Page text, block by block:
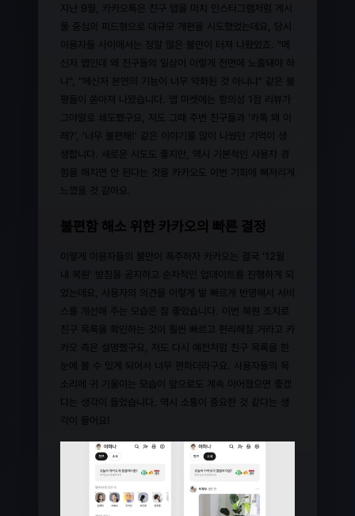
지난 9월, 카카오톡은 친구 탭을 마치 인스타그램처럼 게시
물 중심의 피드형으로 대규모 개편을 시도했었는데요, 당시
이용자들 사이에서는 정말 많은 불만이 터져 나왔었죠. "메
신저 앱인데 왜 친구들의 일상이 이렇게 전면에 노출돼야 하
냐", "메신저 본연의 기능이 너무 약화된 것 아니냐" 같은 불
평들이 쏟아져 나왔습니다. 앱 마켓에는 항의성 1점 리뷰가
그야말로 쇄도했구요, 저도 그때 주변 친구들과 '카톡 왜 이
래?', '너무 불편해!' 같은 이야기를 많이 나눴던 기억이 생
생합니다. 새로운 시도도 좋지만, 역시 기본적인 사용자 경
험을 해치면 안 된다는 것을 카카오도 이번 기회에 뼈저리게
느꼈을 것 같아요.
불편함 해소 위한 카카오의 빠른 결정
이렇게 이용자들의 불만이 폭주하자 카카오는 결국 '12월
내 복원' 방침을 공지하고 순차적인 업데이트를 진행하게 되
었는데요, 사용자의 의견을 이렇게 발 빠르게 반영해서 서비
스를 개선해 주는 모습은 참 좋았습니다. 이번 복원 조치로
친구 목록을 확인하는 것이 훨씬 빠르고 편리해질 거라고 카
카오 측은 설명했구요, 저도 다시 예전처럼 친구 목록을 한
눈에 볼 수 있게 되어서 너무 편하더라구요. 사용자들의 목
소리에 귀 기울이는 모습이 앞으로도 계속 이어졌으면 좋겠
다는 생각이 들었습니다. 역시 소통이 중요한 것 같다는 생
각이 들어요!